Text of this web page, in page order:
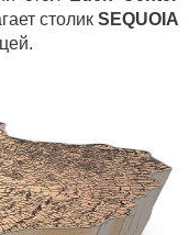
столик SEQUOIA